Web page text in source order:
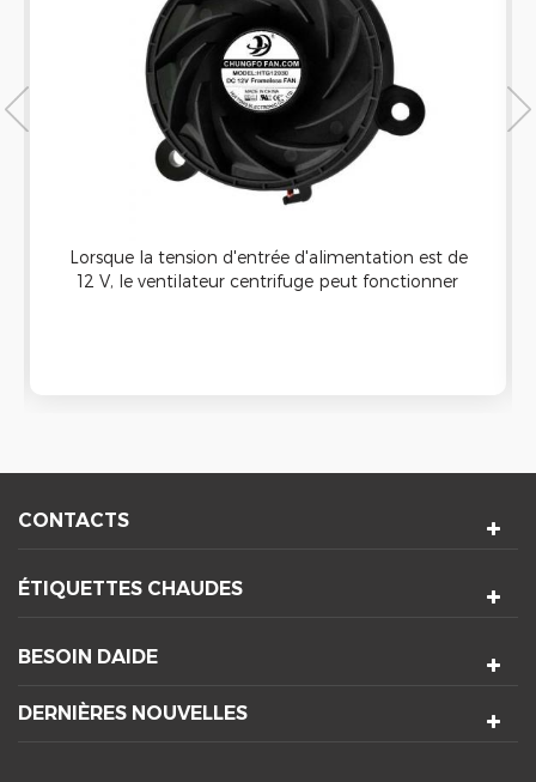
Lorsque la tension d'entrée d'alimentation est de
12 V, le ventilateur centrifuge peut fonctionner
CONTACTS
ÉTIQUETTES CHAUDES
BESOIN DAIDE
DERNIÈRES NOUVELLES